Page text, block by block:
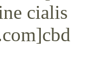
cialis